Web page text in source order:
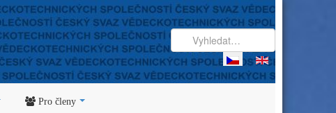
Pro členy